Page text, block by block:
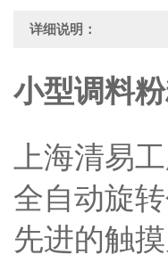
详细说明：
小型调料
上海清易
全自动旋
先进的触